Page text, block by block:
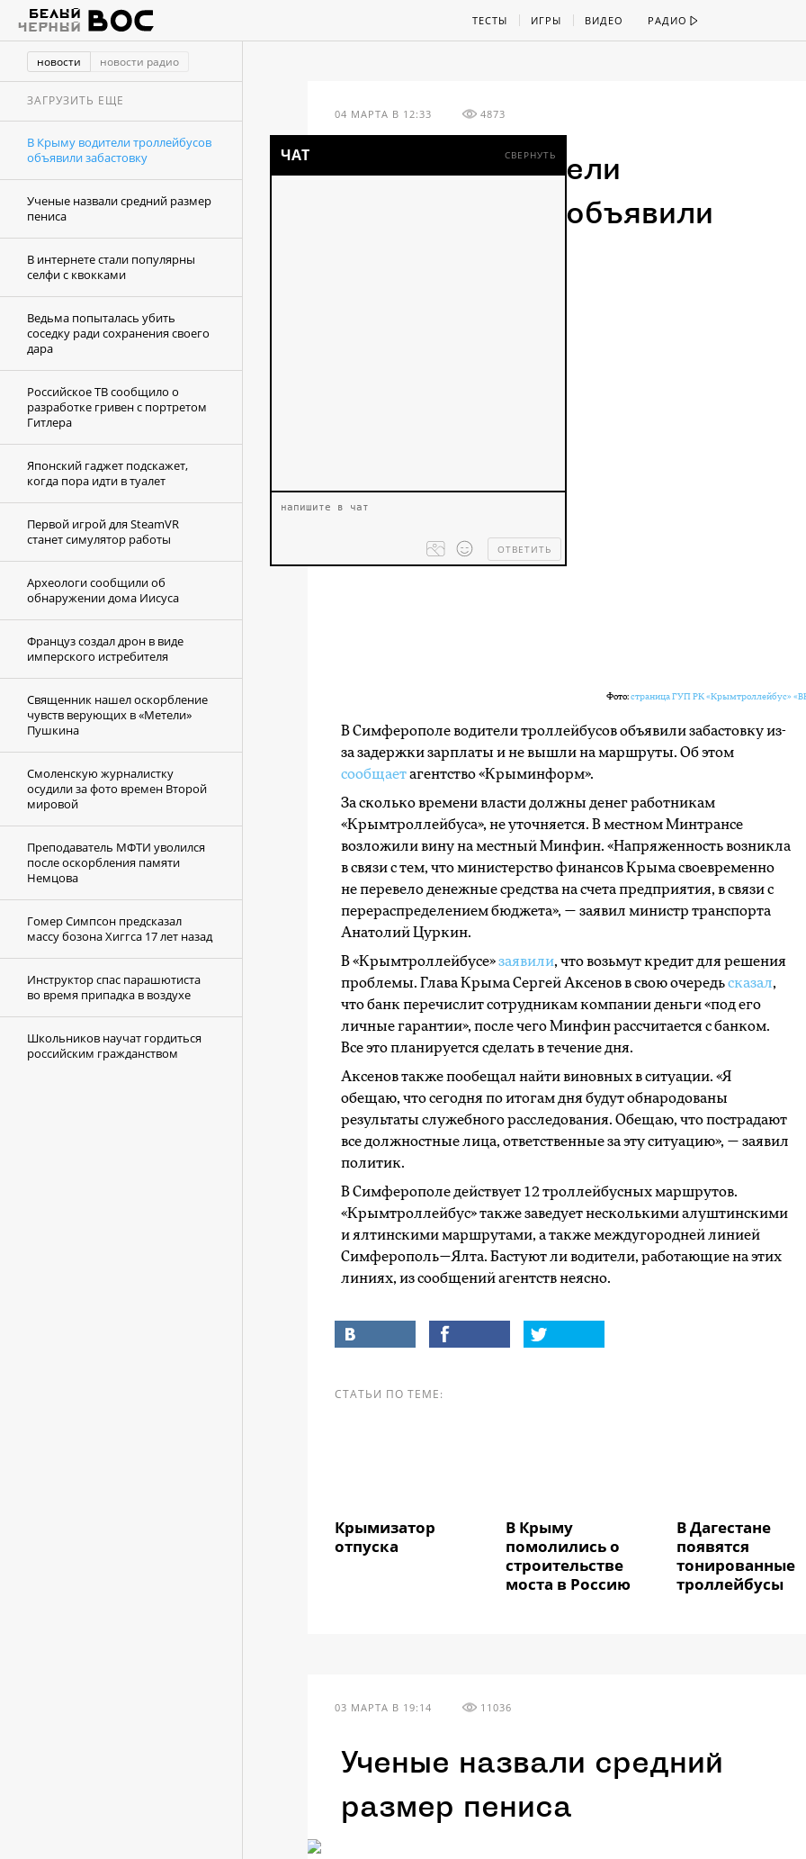
ТЕСТЫ ИГРЫ ВИДЕО РАДИО
ЧАТ СВЕРНУТЬ
ОТВЕТИТЬ
новости новости радио
ЗАГРУЗИТЬ ЕЩЕ
В Крыму водители троллейбусов
объявили забастовку
Ученые назвали средний размер
пениса
В интернете стали популярны
селфи с квокками
Ведьма попыталась убить
соседку ради сохранения своего
дара
Российское ТВ сообщило о
разработке гривен с портретом
Гитлера
Японский гаджет подскажет,
когда пора идти в туалет
Первой игрой для SteamVR
станет симулятор работы
Археологи сообщили об
обнаружении дома Иисуса
Француз создал дрон в виде
имперского истребителя
Cвященник нашел оскорбление
чувств верующих в «Метели»
Пушкина
Смоленскую журналистку
осудили за фото времен Второй
мировой
Преподаватель МФТИ уволился
после оскорбления памяти
Немцова
Гомер Симпсон предсказал
массу бозона Хиггса 17 лет назад
Инструктор спас парашютиста
во время припадка в воздухе
Школьников научат гордиться
российским гражданством
04 МАРТА В 12:33 4873
В Крыму водители
троллейбусов объявили
Фото: страница ГУП РК «Крымтроллейбус»
В Симферополе водители троллейбусов объявили забастовку из-
за задержки зарплаты и не вышли на маршруты. Об этом
сообщаетагентство «Крыминформ».
За сколько времени власти должны денег работникам
«Крымтроллейбуса», не уточняется. В местном Минтрансе
возложили вину на местный Минфин. «Напряженность возникла
в связи с тем, что министерство финансов Крыма своевременно
не перевело денежные средства на счета предприятия, в связи с
перераспределением бюджета», — заявил министр транспорта
Анатолий Цуркин.
В «Крымтроллейбусе»заявили, что возьмут кредит для решения
проблемы. Глава Крыма Сергей Аксенов в свою очередьсказал,
что банк перечислит сотрудникам компании деньги «под его
личные гарантии», после чего Минфин рассчитается с банком.
Все это планируется сделать в течение дня.
Аксенов также пообещал найти виновных в ситуации. «Я
обещаю, что сегодня по итогам дня будут обнародованы
результаты служебного расследования. Обещаю, что пострадают
все должностные лица, ответственные за эту ситуацию», — заявил
политик.
В Симферополе действует 12 троллейбусных маршрутов.
«Крымтроллейбус» также заведует несколькими алуштинскими
и ялтинскими маршрутами, а также междугородней линией
Симферополь—Ялта. Бастуют ли водители, работающие на этих
линиях, из сообщений агентств неясно.
СТАТЬИ ПО ТЕМЕ:
Крымизатор
отпуска
В Крыму
помолились о
строительстве
моста в Россию
В Дагестане
появятся
тонированные
троллейбусы
03 МАРТА В 19:14 11036
Ученые назвали средний
размер пениса